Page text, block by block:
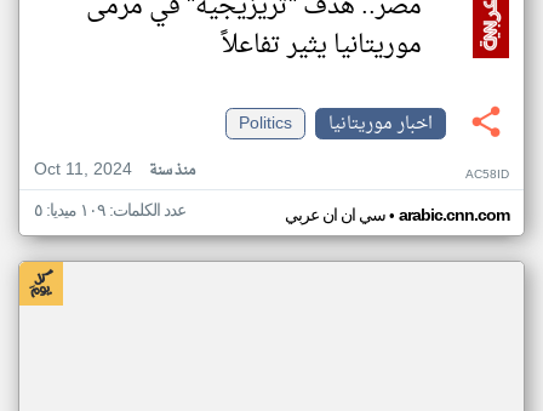
موريتانيا يثير تفاعلاً
اخبار موريتانيا
Politics
Oct 11, 2024
منذ سنة AC58ID
سي ان ان عربي• arabic.cnn.com عدد الكلمات: ١٠٩ ميديا: ٥